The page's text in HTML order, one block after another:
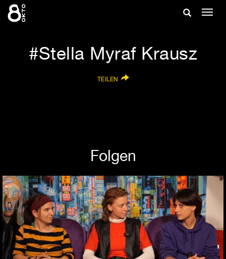
Zum
Inhalt
Suche
Stella Myraf Krausz
TEILEN
Folgen